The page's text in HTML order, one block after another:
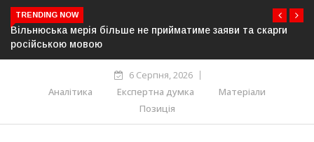
TRENDING NOW
В Угорщині можуть обрати нового президента вже 11
серпня — фракція «Тиси»
6 Серпня, 2026
Аналітика
Експертна думка
Матеріали
Позиція